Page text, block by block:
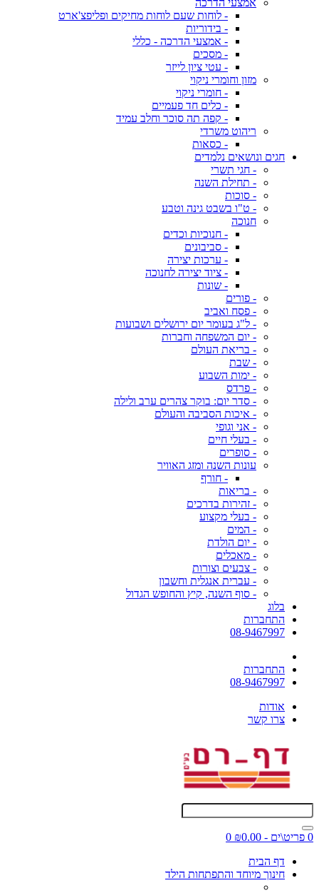
אמצעי הדרכה
- לוחות שעם לוחות מחיקים ופליפצ'ארט
- בידוריות
- אמצעי הדרכה - כללי
- מסכים
- עטי ציון לייזר
מזון וחומרי ניקוי
- חומרי ניקוי
- כלים חד פעמיים
- קפה תה סוכר וחלב עמיד
ריהוט משרדי
- כסאות
חגים ונושאים נלמדים
- חגי תשרי
- תחילת השנה
- סוכות
- ט"ו בשבט גינה וטבע
חנוכה
- חנוכיות וכדים
- סביבונים
- ערכות יצירה
- ציוד יצירה לחנוכה
- שונות
- פורים
- פסח ואביב
- ל"ג בעומר יום ירושלים ושבועות
- יום המשפחה וחברות
- בריאת העולם
- שבת
- ימות השבוע
- פרדס
- סדר יום: בוקר צהרים ערב ולילה
- איכות הסביבה והעולם
- אני וגופי
- בעלי חיים
- סופרים
עונות השנה ומזג האוויר
- חורף
- בריאות
- זהירות בדרכים
- בעלי מקצוע
- המים
- יום הולדת
- מאכלים
- צבעים וצורות
- עברית אנגלית וחשבון
- סוף השנה, קיץ והחופש הגדול
בלוג
התחברות
08-9467997
התחברות
08-9467997
אודות
צרו קשר
0 פריט\ים - ₪0.00
0
דף הבית
חינוך מיוחד והתפתחות הילד